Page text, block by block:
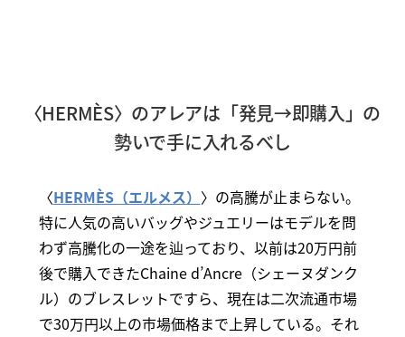
〈HERMÈS〉のアレアは「発見→即購入」の
勢いで手に入れるべし
〈HERMÈS（エルメス） 〉の高騰が止まらない。
特に人気の高いバッグやジュエリーはモデルを問
わず高騰化の一途を辿っており、以前は20万円前
後で購入できたChaine d’Ancre（シェーヌダンク
ル）のブレスレットですら、現在は二次流通市場
で30万円以上の市場価格まで上昇している。それ